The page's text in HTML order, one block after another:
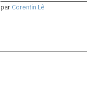
par Corentin Lê